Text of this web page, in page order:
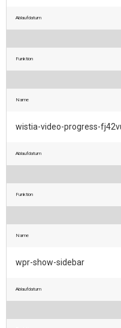
Ablaufdatum
Funktion
Name
wistia-video-progress-
Ablaufdatum
Funktion
Name
wpr-show-sidebar
Ablaufdatum